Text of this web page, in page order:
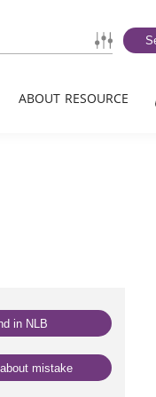
ABOUT RESOURCE
in NLB
mistake